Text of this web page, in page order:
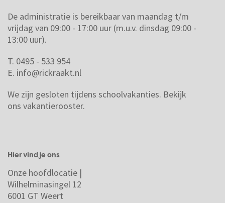
De administratie is bereikbaar van maandag t/m
vrijdag van 09:00 - 17:00 uur (m.u.v. dinsdag 09:00 -
13:00 uur).
T. 0495 - 533 954
E. info@rickraakt.nl
We zijn gesloten tijdens schoolvakanties. Bekijk
ons vakantierooster.
Hier vind je ons
Onze hoofdlocatie |
Wilhelminasingel 12
6001 GT Weert